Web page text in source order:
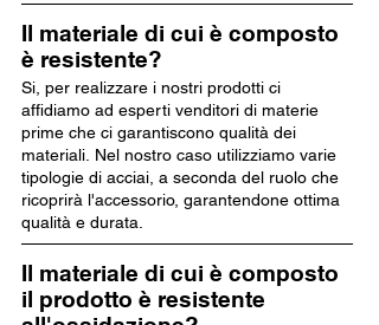
Il materiale di cui è composto
è resistente?
Si, per realizzare i nostri prodotti ci
affidiamo ad esperti venditori di materie
prime che ci garantiscono qualità dei
materiali. Nel nostro caso utilizziamo varie
tipologie di acciai, a seconda del ruolo che
ricoprirà l'accessorio, garantendone ottima
qualità e durata.
Il materiale di cui è composto
il prodotto è resistente